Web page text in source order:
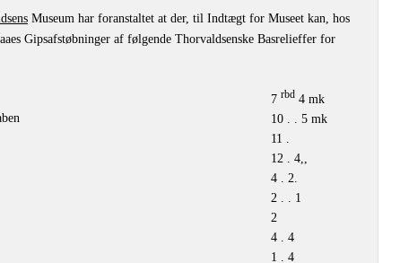
Museum har foranstaltet at der, til Indtægt for Museet kan, hos
Gipsafstøbninger af følgende Thorvaldsenske Basrelieffer for
7 rbd 4 mk
10 . . 5 mk
11 .
12 . 4,,
4 . 2.
2 . . 1
2
4 . 4
1 . 4